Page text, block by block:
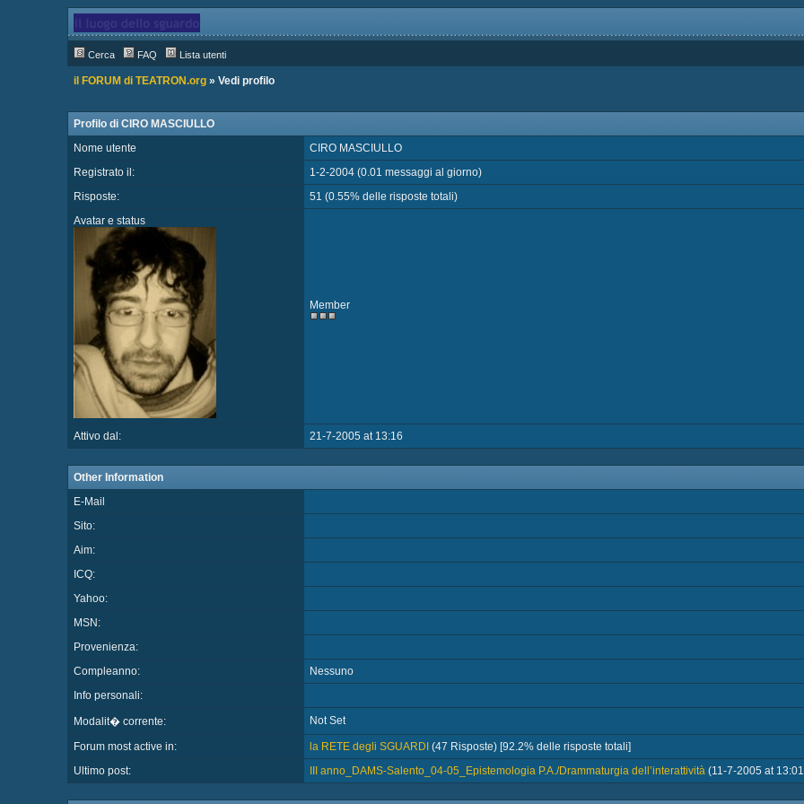
Cerca FAQ Lista utenti
il FORUM di TEATRON.org» Vedi profilo
Profilo di CIRO MASCIULLO
Nome utente
CIRO MASCIULLO
Registrato il:
1-2-2004 (0.01 messaggi al giorno)
Risposte:
51 (0.55% delle risposte totali)
Avatar e status
Member
Attivo dal: 21-7-2005 at 13:16
Other Information
E-Mail
Sito:
Aim:
ICQ:
Yahoo:
MSN:
Provenienza:
Compleanno:
Nessuno
Info personali:
Modalit� corrente: Not Set
Forum most active in: la RETE degli SGUARDI (47 Risposte) [92.2% delle risposte totali]
Ultimo post:
III anno_DAMS-Salento_04-05_Epistemologia P.A./Drammaturgia dell’interattività(11-7-2005 at